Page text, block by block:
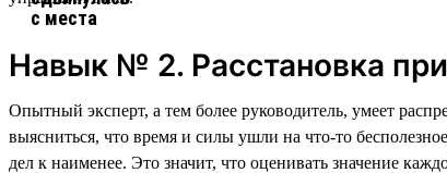
Навык № 2. Расстановка
Опытный эксперт, а тем более руководитель, умеет
выясниться, что время и силы ушли на что-то
дел к наименее. Это значит, что оценивать значение